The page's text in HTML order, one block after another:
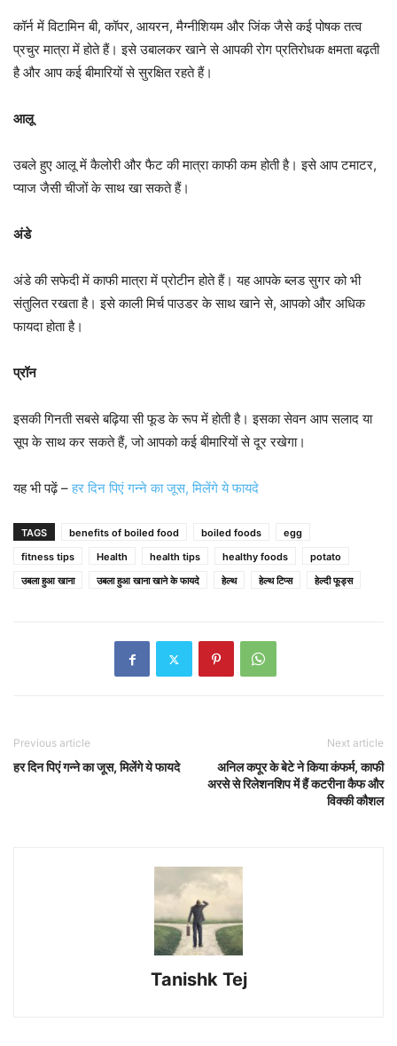
कॉर्न में विटामिन बी, कॉपर, आयरन, मैग्नीशियम और जिंक जैसे कई पोषक तत्व
प्रचुर मात्रा में होते हैं। इसे उबालकर खाने से आपकी रोग प्रतिरोधक क्षमता बढ़ती
है और आप कई बीमारियों से सुरक्षित रहते हैं।
आलू
उबले हुए आलू में कैलोरी और फैट की मात्रा काफी कम होती है। इसे आप टमाटर,
प्याज जैसी चीजों के साथ खा सकते हैं।
अंडे
अंडे की सफेदी में काफी मात्रा में प्रोटीन होते हैं। यह आपके ब्लड सुगर को भी
संतुलित रखता है। इसे काली मिर्च पाउडर के साथ खाने से, आपको और अधिक
फायदा होता है।
प्रॉन
इसकी गिनती सबसे बढ़िया सी फूड के रूप में होती है। इसका सेवन आप सलाद या
सूप के साथ कर सकते हैं, जो आपको कई बीमारियों से दूर रखेगा।
यह भी पढ़ें –हर दिन पिएं गन्ने का जूस, मिलेंगे ये फायदे
TAGS benefits of boiled food boiled foods
egg
fitness tips
Health health tips healthy foods
potato
उबला हुआ खाना
उबला हुआ खाना खाने के फायदे हेल्थ हेल्थ टिप्स हेल्दी फूड्स
Previous article
हर दिन पिएं गन्ने का जूस, मिलेंगे ये फायदे
Next article
अनिल कपूर के बेटे ने किया कंफर्म, काफी
अरसे से रिलेशनशिप में हैं कटरीना कैफ और
विक्की कौशल
Tanishk Tej